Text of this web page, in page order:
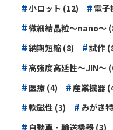
#小ロット (12) # 電子
#微細結晶粒～nano～
#納期短縮 (8) #試作
# 高強度高延性～JIN～
# 医療 (4) #産業機器
#軟磁性 (3) # みがき
# 自動車・輸送機器 (3)